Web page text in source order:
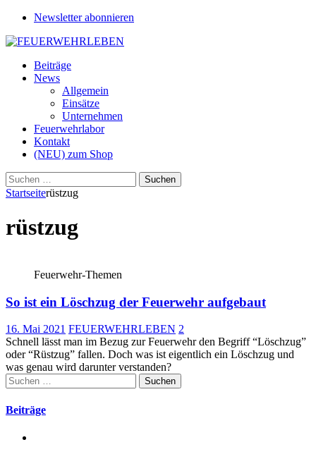
Newsletter abonnieren
Beiträge
News
Allgemein
Einsätze
Unternehmen
Feuerwehrlabor
Kontakt
(NEU) zum Shop
Suchen
nach:
Startseiterüstzug
rüstzug
Feuerwehr-Themen
So ist ein Löschzug der Feuerwehr aufgebaut
16. Mai 2021 FEUERWEHRLEBEN 2
Schnell lässt man im Bezug zur Feuerwehr den Begriff “Löschzug”
oder “Rüstzug” fallen. Doch was ist eigentlich ein Löschzug und
was genau wird darunter verstanden?
Suchen
nach:
Beiträge